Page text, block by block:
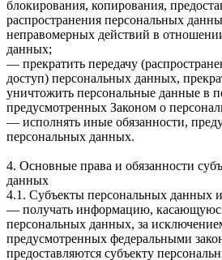
блокирования, копирования,
распространения персональных
неправомерных действий в
данных;
— прекратить передачу
доступ) персональных данных,
уничтожить персональные данные в
предусмотренных Законом о
— исполнять иные обязанности,
персональных данных.
4. Основные права и обязанности
данных
4.1. Субъекты персональных данных
— получать информацию,
персональных данных, за
предусмотренных федеральными
предоставляются субъекту